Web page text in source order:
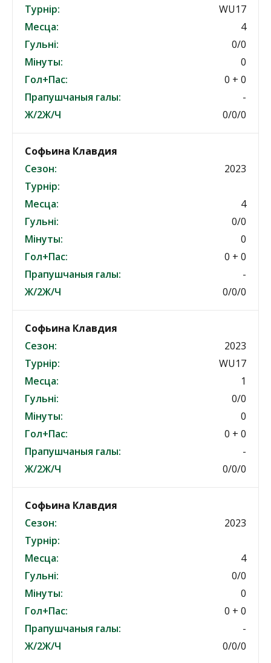
Турнір:
WU17
Месца:
4
Гульні:
0/0
Мінуты:
0
Гол+Пас:
0 + 0
Прапушчаныя галы:
-
Ж/2Ж/Ч
0/0/0
Софьина Клавдия
Сезон:
2023
Турнір:
Месца:
4
Гульні:
0/0
Мінуты:
0
Гол+Пас:
0 + 0
Прапушчаныя галы:
-
Ж/2Ж/Ч
0/0/0
Софьина Клавдия
Сезон:
2023
Турнір:
WU17
Месца:
1
Гульні:
0/0
Мінуты:
0
Гол+Пас:
0 + 0
Прапушчаныя галы:
-
Ж/2Ж/Ч
0/0/0
Софьина Клавдия
Сезон:
2023
Турнір:
Месца:
4
Гульні:
0/0
Мінуты:
0
Гол+Пас:
0 + 0
Прапушчаныя галы:
-
Ж/2Ж/Ч
0/0/0